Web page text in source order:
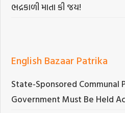
ભદ્રકાળી માતા કી જય!
English Bazaar Patrika
State-Sponsored Communal
Government Must Be Held